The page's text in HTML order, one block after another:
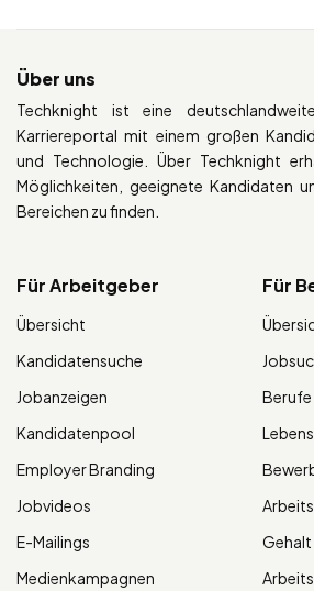
Über uns
Techknight ist eine
Karriereportal mit einem großen
und Technologie. Über Techknight
Möglichkeiten, geeignete Kandidaten
Bereichen zu finden.
Für Arbeitgeber
Übersicht
Kandidatensuche
Jobanzeigen
Kandidatenpool
Employer Branding
Jobvideos
E-Mailings
Medienkampagnen
Für
Berufe
Gehalt